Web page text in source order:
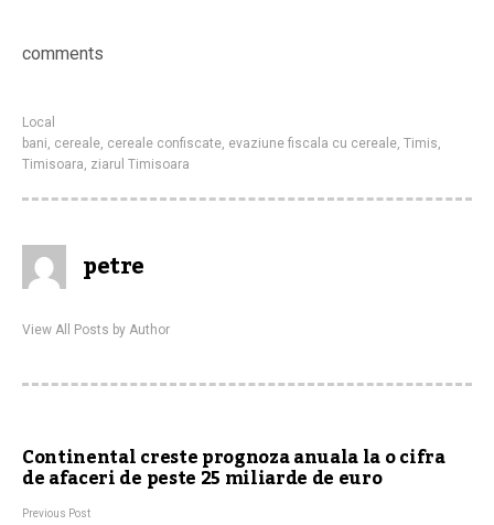
comments
Local
bani, cereale, cereale confiscate, evaziune fiscala cu cereale, Timis,
Timisoara, ziarul Timisoara
petre
View All Posts by Author
Continental creste prognoza anuala la o cifra
de afaceri de peste 25 miliarde de euro
Previous Post